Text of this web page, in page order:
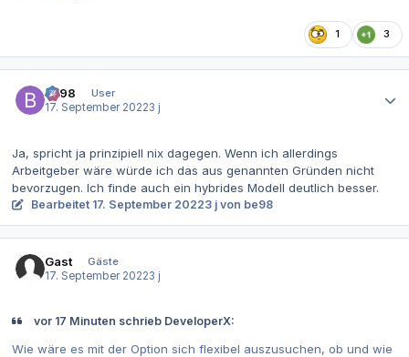
1 3
be98
User
17. September 20223 j
Ja, spricht ja prinzipiell nix dagegen. Wenn ich allerdings
Arbeitgeber wäre würde ich das aus genannten Gründen nicht
bevorzugen. Ich finde auch ein hybrides Modell deutlich besser.
Bearbeitet 17. September 20223 j von be98
Gast
Gäste
17. September 20223 j
vor 17 Minuten schrieb DeveloperX:
Wie wäre es mit der Option sich flexibel auszusuchen, ob und wie